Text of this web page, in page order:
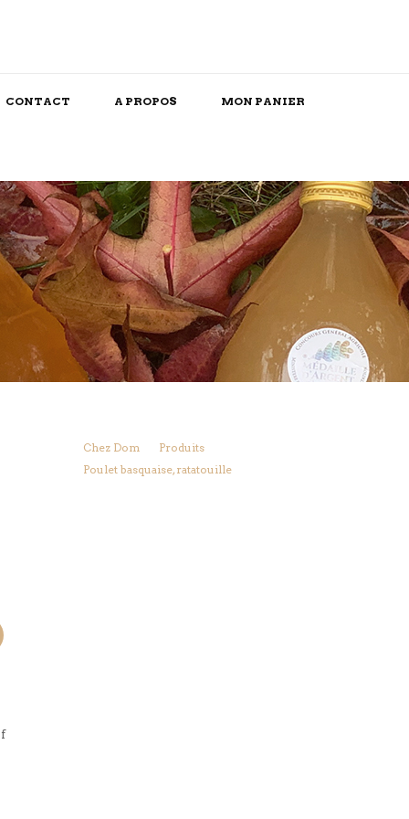
Snack/Apéritif
Repas Box
CONTACT A PROPOS MON PANIER
Chez Dom
Produits
Poulet basquaise, ratatouille